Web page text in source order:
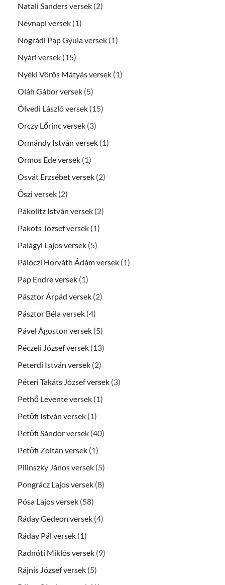
Natali Sanders versek (2)
Névnapi versek (1)
Nógrádi Pap Gyula versek (1)
Nyári versek (15)
Nyéki Vörös Mátyás versek (1)
Oláh Gábor versek (5)
Ölvedi László versek (15)
Orczy Lőrinc versek (3)
Ormándy István versek (1)
Ormos Ede versek (1)
Osvát Erzsébet versek (2)
Őszi versek (2)
Pákolitz István versek (2)
Pakots József versek (1)
Palágyi Lajos versek (5)
Pálóczi Horváth Ádám versek (1)
Pap Endre versek (1)
Pásztor Árpád versek (2)
Pásztor Béla versek (4)
Pável Ágoston versek (5)
Péczeli József versek (13)
Peterdi István versek (2)
Péteri Takáts József versek (3)
Pethő Levente versek (1)
Petőfi István versek (1)
Petőfi Sándor versek (40)
Petőfi Zoltán versek (1)
Pilinszky János versek (5)
Pongrácz Lajos versek (8)
Pósa Lajos versek (58)
Ráday Gedeon versek (4)
Ráday Pál versek (1)
Radnóti Miklós versek (9)
Rájnis József versek (5)